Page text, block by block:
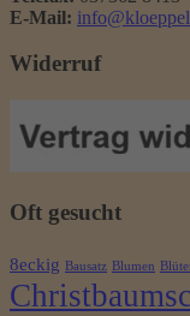
E-Mail:
Widerruf
Oft gesucht
8eckig Bausatz Blumen